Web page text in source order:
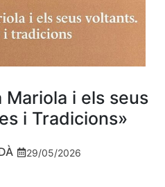
Mariola i els seus
i Tradicions»
29/05/2026